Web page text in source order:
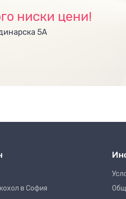
ниски цени!
5А
в София